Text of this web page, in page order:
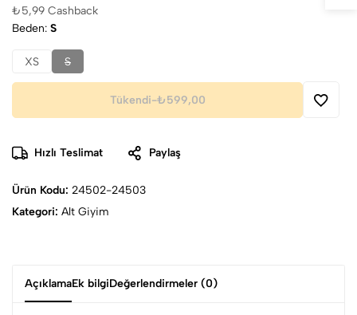
₺5,99 Cashback
Beden S
XS S
Tükendi-₺599,00
Hızlı Teslimat Paylaş
Ürün Kodu: 24502-24503
Kategori: Alt Giyim
AçıklamaEk bilgiDeğerlendirmeler (0)